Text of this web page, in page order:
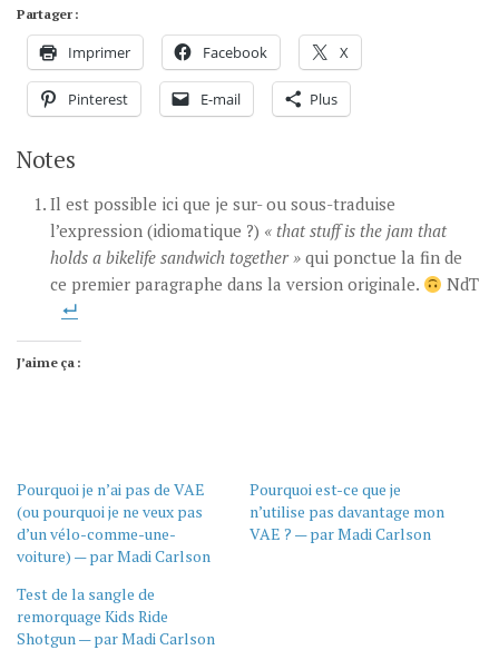
Partager :
Imprimer Facebook X
Pinterest E-mail Plus
Notes
Il est possible ici que je sur- ou sous-traduise
l’expression (idiomatique ?) « that stuff is the jam that
holds a bikelife sandwich together » qui ponctue la fin de
ce premier paragraphe dans la version originale.
NdT
J’aime ça :
Pourquoi je n’ai pas de VAE
(ou pourquoi je ne veux pas
d’un vélo-comme-une-
voiture) — par Madi Carlson
Pourquoi est-ce que je
n’utilise pas davantage mon
VAE ? — par Madi Carlson
Test de la sangle de
remorquage Kids Ride
Shotgun — par Madi Carlson